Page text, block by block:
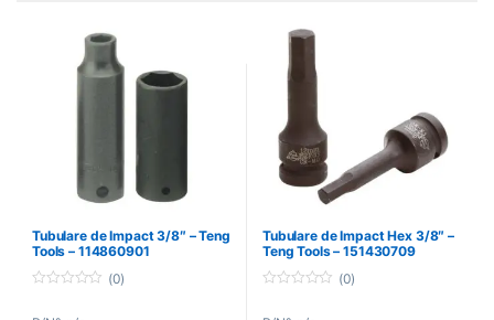
Tubulare de Impact 3/8″ – Teng
Tools – 114860901
(0)
Tubulare de Impact Hex 3/8″ –
Teng Tools – 151430709
(0)